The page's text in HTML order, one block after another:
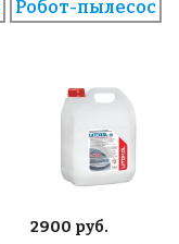
Робот-пылесос
2900 руб.